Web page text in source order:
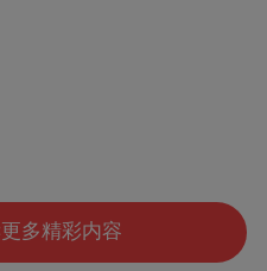
多精彩内容